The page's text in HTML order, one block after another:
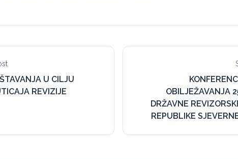
U CILJU
REVIZIJE
OBILJEŽAVANJA
DRŽAVNE
REPUBLIKE